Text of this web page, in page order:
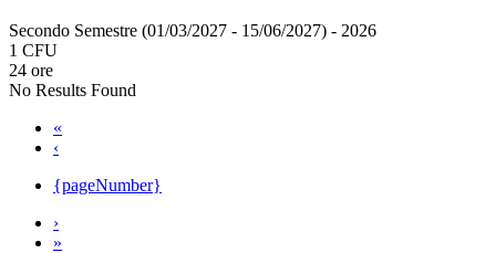
Secondo Semestre (01/03/2027 - 15/06/2027) - 2026
1 CFU
24 ore
No Results Found
«
‹
{pageNumber}
›
»